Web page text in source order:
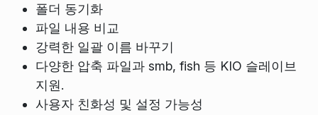
폴더 동기화
파일 내용 비교
강력한 일괄 이름 바꾸기
다양한 압축 파일과 smb, fish 등 KIO 슬레이브
지원.
사용자 친화성 및 설정 가능성